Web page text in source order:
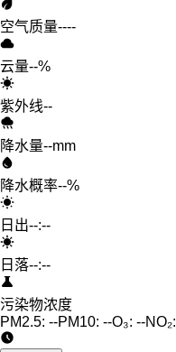
空气质量----
云量--%
紫外线--
降水量--mm
降水概率--%
日出--:--
日落--:--
污染物浓度
PM2.5: --PM10: --O₃: --NO₂: